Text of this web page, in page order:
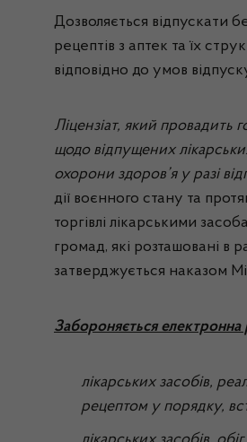
Дозволяється відпускати
рецептів з аптек та їх
відповідно до умов
Ліцензіат, який провадить
щодо відпущених
охорони здоров’я у разі
дії воєнного стану та
торгівлі лікарськими
громад, які розташовані в
затверджується наказом
Забороняється електронна
лікарських засобів,
рецептом у порядку,